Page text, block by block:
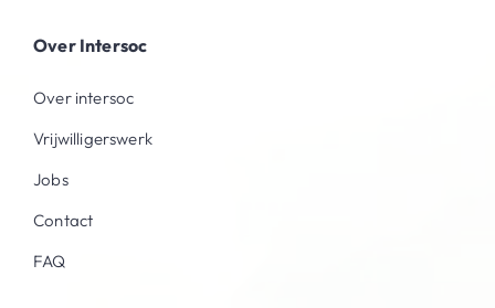
Over Intersoc
Over intersoc
Vrijwilligerswerk
Jobs
Contact
FAQ